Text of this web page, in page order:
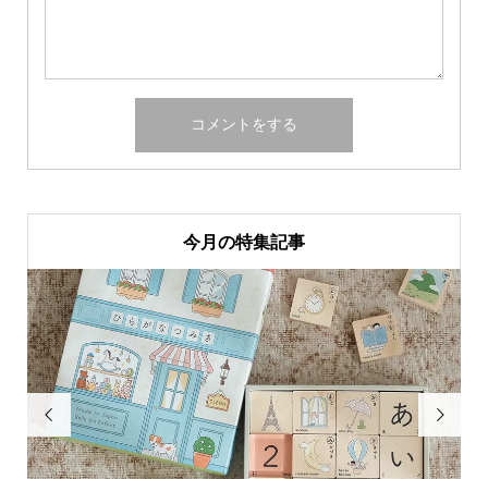
今月の特集記事
 